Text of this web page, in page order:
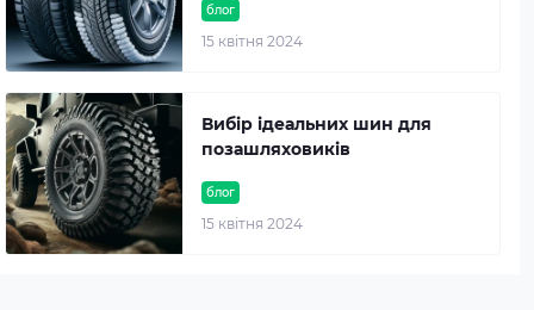
блог
15 квітня 2024
блог
15 квітня 2024
Вибір ідеальних шин для
позашляховиків